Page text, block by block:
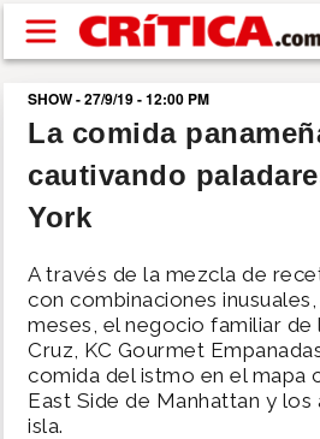
Pasar al contenido principal
buscar
SUCESOS
POLÍTICA
SHOW
SHOW - 27/9/19 - 12:00 PM
La comida
cautivando
York
A través de la mezcla de
con combinaciones
meses, el negocio familiar de
Cruz, KC Gourmet
comida del istmo en el mapa
East Side de Manhattan y
isla.